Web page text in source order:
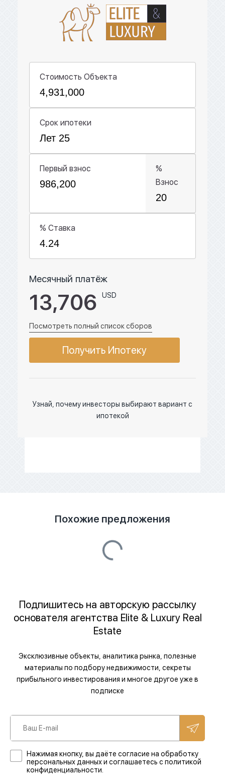
Стоимость Объекта
Срок ипотеки
Первый взнос
%
Взнос
% Ставка
Месячный платёж
13,706 USD
Посмотреть полный список сборов
Получить Ипотеку
Узнай, почему инвесторы выбирают вариант с
ипотекой
Похожие предложения
Подпишитесь на авторскую рассылку
основателя агентства Elite & Luxury Real
Estate
Эксклюзивные объекты, аналитика рынка, полезные
материалы по подбору недвижимости, секреты
прибыльного инвестирования и многое другое уже в
подписке
Нажимая кнопку, вы даёте согласие на обработку
персональных данных и соглашаетесь с политикой
конфиденциальности.